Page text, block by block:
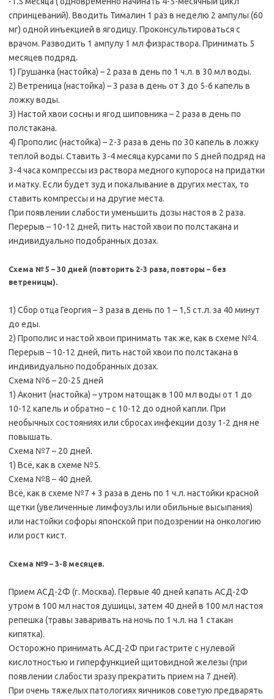
спринцеваний). Вводить Тималин 1 раз в неделю 2 ампулы (60
мг) одной инъекцией в ягодицу. Проконсультироваться с
врачом. Разводить 1 ампулу 1 мл физраствора. Принимать 5
месяцев подряд.
1) Грушанка (настойка) – 2 раза в день по 1 ч.л. в 30 мл воды.
2) Ветреница (настойка) – 3 раза в день от 3 до 5-6 капель в
ложку воды.
3) Настой хвои сосны и ягод шиповника – 2 раза в день по
полстакана.
4) Прополис (настойка) – 2-3 раза в день по 30 капель в ложку
теплой воды. Ставить 3-4 месяца курсами по 5 дней подряд на
3-4 часа компрессы из раствора медного купороса на придатки
и матку. Если будет зуд и покалывание в других местах, то
ставить компрессы и на другие места.
При появлении слабости уменьшить дозы настоя в 2 раза.
Перерыв – 10-12 дней, пить настой хвои по полстакана и
индивидуально подобранных дозах.
Схема № 5 – 30 дней (повторить 2-3 раза, повторы – без
ветреницы).
1) Сбор отца Георгия – 3 раза в день по 1 – 1,5 ст.л. за 40 минут
до еды.
2) Прополис и настой хвои принимать так же, как в схеме №4.
Перерыв – 10-12 дней, пить настой хвои по полстакана в
индивидуально подобранных дозах.
Схема №6 – 20-25 дней
1) Аконит (настойка) – утром натощак в 100 мл воды от 1 до
10-12 капель и обратно – с 10-12 до одной капли. При
необычных состояниях или сбросах инфекции дозу 1-2 дня не
повышать.
Схема №7 – 20 дней.
1) Всё, как в схеме №5.
Схема №8 – 40 дней.
Всё, как в схеме №7 + 3 раза в день по 1 ч.л. настойки красной
щетки (увеличенные лимфоузлы или обильные высыпания)
или настойки софоры японской при подозрении на онкологию
или рост кист.
Схема №9 – 3-8 месяцев.
Прием АСД-2Ф (г. Москва). Первые 40 дней капать АСД-2Ф
утром в 100 мл настоя душицы, затем 40 дней в 100 мл настоя
репешка (травы заваривать на ночь по 1 ч.л. на 1 стакан
кипятка).
Осторожно принимать АСД-2Ф при гастрите с нулевой
кислотностью и гиперфункцией щитовидной железы (при
появлении слабости зразу прекратить прием на 7 дней).
При очень тяжелых патологиях яичников советую предварять